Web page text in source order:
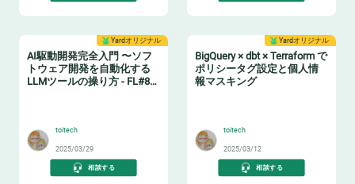
Yardオリジナル
AI駆動開発完全入門 〜ソフ
トウェア開発を自動化する
LLMツールの操り方 - FL#87
toitech
2025/03/29
相談する
Yardオリジナル
BigQuery × dbt × Terraform で
ポリシータグ設定と個人情
報マスキング
toitech
2025/03/12
相談する